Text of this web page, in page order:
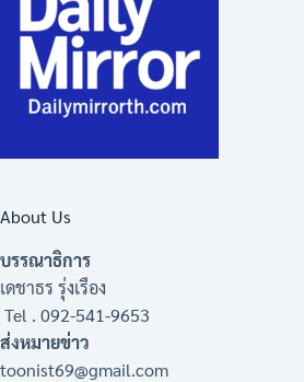
About Us
บรรณาธิการ
เดชาธร รุ่งเรือง
Tel . 092-541-9653
ส่งหมายข่าว
toonist69@gmail.com